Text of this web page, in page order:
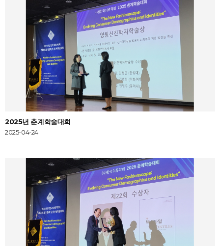
2025년 춘계학술대회
2025-04-24